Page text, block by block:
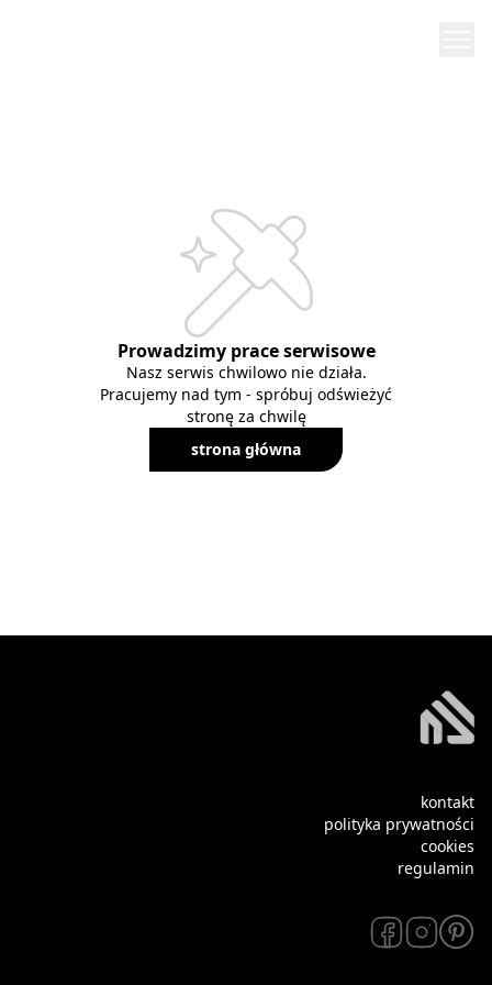
Prowadzimy prace serwisowe
Nasz serwis chwilowo nie działa.
Pracujemy nad tym - spróbuj odświeżyć
stronę za chwilę
strona główna
kontakt
polityka prywatności
cookies
regulamin